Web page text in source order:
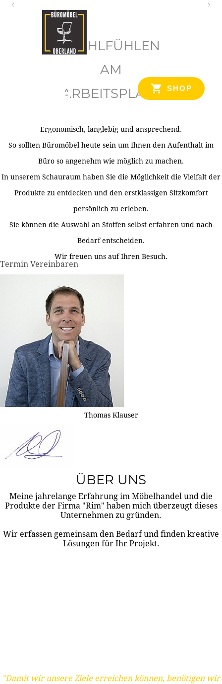
SHOP
WOHLFÜHLEN
AM
ARBEITSPLATZ
Ergonomisch, langlebig und ansprechend.
So sollten Büromöbel heute sein um Ihnen den Aufenthalt im
Büro so angenehm wie möglich zu machen.
In unserem Schauraum haben Sie die Möglichkeit die Vielfalt der
Produkte zu entdecken und den erstklassigen Sitzkomfort
persönlich zu erleben.
Sie können die Auswahl an Stoffen selbst erfahren und nach
Bedarf entscheiden.
Wir freuen uns auf Ihren Besuch.
Termin Vereinbaren
Thomas Klauser
ÜBER UNS
Meine jahrelange Erfahrung im Möbelhandel und die
Produkte der Firma "Rim" haben mich überzeugt dieses
Unternehmen zu gründen.
Wir erfassen gemeinsam den Bedarf und finden kreative
Lösungen für Ihr Projekt.
"Damit wir unsere Ziele erreichen können, benötigen wir